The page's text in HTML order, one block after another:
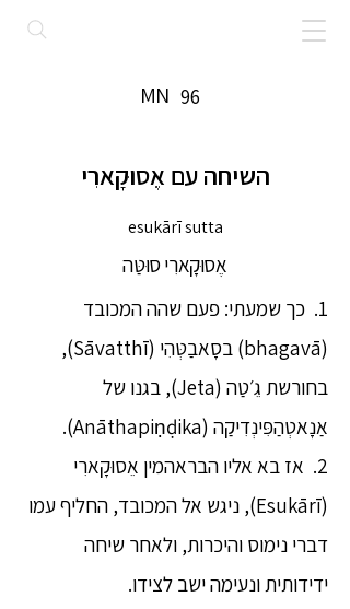
96
MN
השיחה עם אֶסוּקָארִי
esukārī sutta
אֶסוּקָארִי סוּטַּה
1. כך שמעתי: פעם שהה המכובד
(bhagavā) בסָאבַטְּהִי (Sāvatthī),
בחורשת גֵ׳טַה (Jeta), בגנו של
אַנָאטְהַפִּינְדִיקַה (Anāthapiṇḍika).
2. אז בא אליו הבראהמין אֵסוּקָארִי
(Esukārī), ניגש אל המכובד, החליף עמו
דברי נימוס והיכרות, ולאחר שיחה
ידידותית ונעימה ישב לצידו.